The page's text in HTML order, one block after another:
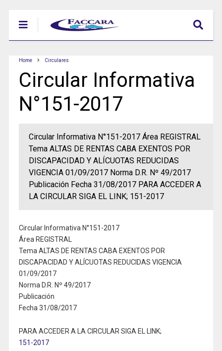
Home Circulares
Circular Informativa
N°151-2017
Circular Informativa N°151-2017 Área REGISTRAL
Tema ALTAS DE RENTAS CABA EXENTOS POR
DISCAPACIDAD Y ALÍCUOTAS REDUCIDAS
VIGENCIA 01/09/2017 Norma D.R. Nº 49/2017
Publicación Fecha 31/08/2017 PARA ACCEDER A
LA CIRCULAR SIGA EL LINK; 151-2017
Circular Informativa N°151-2017
Área REGISTRAL
Tema ALTAS DE RENTAS CABA EXENTOS POR
DISCAPACIDAD Y ALÍCUOTAS REDUCIDAS VIGENCIA
01/09/2017
Norma D.R. Nº 49/2017
Publicación
Fecha 31/08/2017
PARA ACCEDER A LA CIRCULAR SIGA EL LINK;
151-2017